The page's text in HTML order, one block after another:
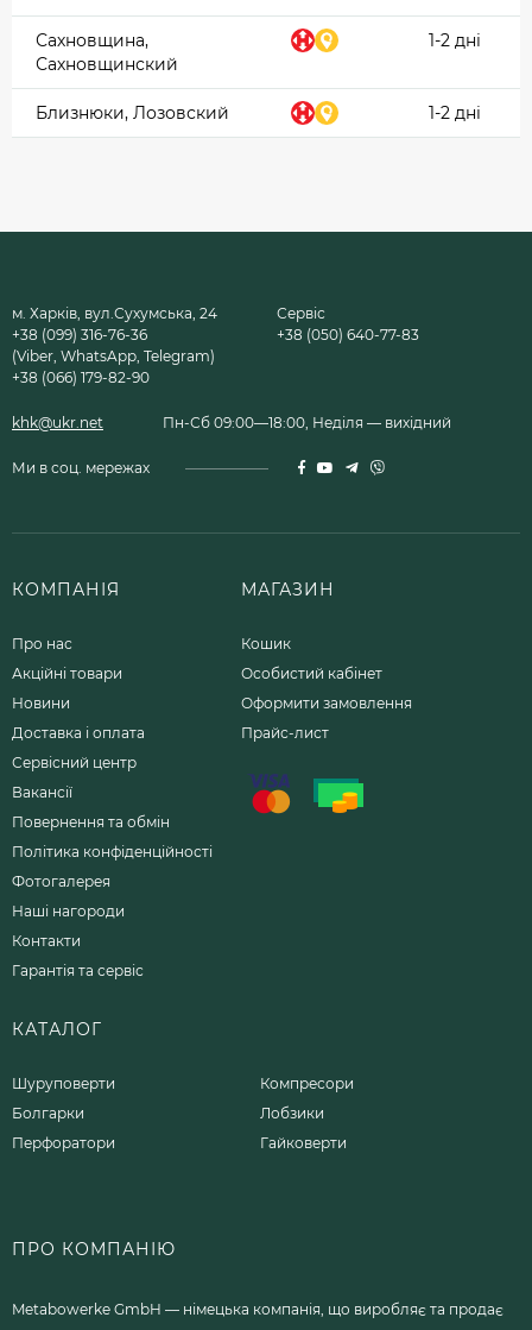
Сахновщина,
Сахновщинский
1-2 дні
Близнюки, Лозовский 1-2 дні
м. Харків, вул.Сухумська, 24
+38 (099) 316-76-36
(Viber, WhatsApp, Telegram)
+38 (066) 179-82-90
Сервіс
+38 (050) 640-77-83
khk@ukr.net Пн-Сб 09:00—18:00, Неділя — вихідний
Ми в соц. мережах
КОМПАНІЯ
Про нас
Акційні товари
Новини
Доставка і оплата
Сервісний центр
Вакансії
Повернення та обмін
Політика конфіденційності
Фотогалерея
Наші нагороди
Контакти
Гарантія та сервіс
МАГАЗИН
Кошик
Особистий кабінет
Оформити замовлення
Прайс-лист
КАТАЛОГ
Шуруповерти
Болгарки
Перфоратори
Компресори
Лобзики
Гайковерти
ПРО КОМПАНІЮ
Metabowerke GmbH — німецька компанія, що виробляє та продає